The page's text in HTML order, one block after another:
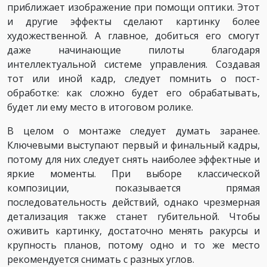
приближает изображение при помощи оптики. Этот
и другие эффекты сделают картинку более
художественной. А главное, добиться его смогут
даже начинающие пилоты благодаря
интеллектуальной системе управления. Создавая
тот или иной кадр, следует помнить о пост-
обработке: как сложно будет его обрабатывать,
будет ли ему место в итоговом ролике.
В целом о монтаже следует думать заранее.
Ключевыми выступают первый и финальный кадры,
потому для них следует снять наиболее эффектные и
яркие моменты. При выборе классической
композиции, показывается прямая
последовательность действий, однако чрезмерная
детализация также станет губительной. Чтобы
оживить картинку, достаточно менять ракурсы и
крупность планов, потому одно и то же место
рекомендуется снимать с разных углов.